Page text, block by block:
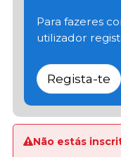
Para fazeres
utilizador
Regista-te
Não estás